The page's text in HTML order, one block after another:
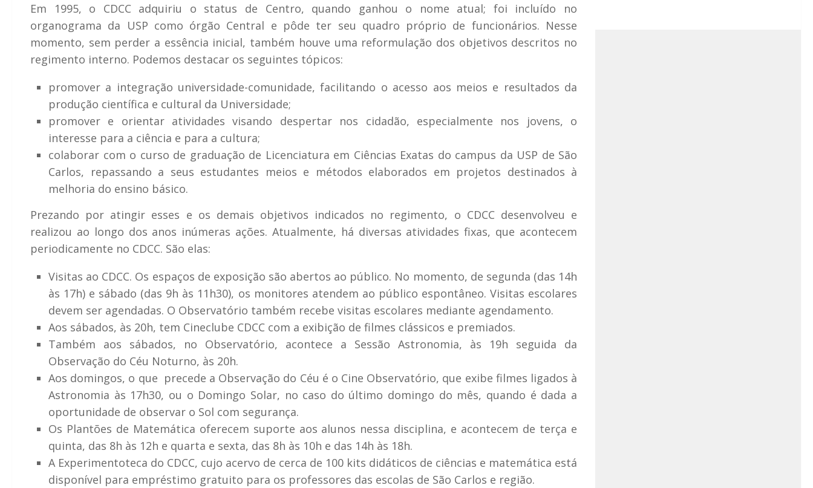
Em 1995, o CDCC adquiriu o status de Centro, quando ganhou o nome atual; foi incluído no
organograma da USP como órgão Central e pôde ter seu quadro próprio de funcionários. Nesse
momento, sem perder a essência inicial, também houve uma reformulação dos objetivos descritos no
regimento interno. Podemos destacar os seguintes tópicos:
promover a integração universidade-comunidade, facilitando o acesso aos meios e resultados da
produção científica e cultural da Universidade;
promover e orientar atividades visando despertar nos cidadão, especialmente nos jovens, o
interesse para a ciência e para a cultura;
colaborar com o curso de graduação de Licenciatura em Ciências Exatas do campus da USP de São
Carlos, repassando a seus estudantes meios e métodos elaborados em projetos destinados à
melhoria do ensino básico.
Prezando por atingir esses e os demais objetivos indicados no regimento, o CDCC desenvolveu e
realizou ao longo dos anos inúmeras ações. Atualmente, há diversas atividades fixas, que acontecem
periodicamente no CDCC. São elas:
Visitas ao CDCC. Os espaços de exposição são abertos ao público. No momento, de segunda (das 14h
às 17h) e sábado (das 9h às 11h30), os monitores atendem ao público espontâneo. Visitas escolares
devem ser agendadas. O Observatório também recebe visitas escolares mediante agendamento.
Aos sábados, às 20h, tem Cineclube CDCC com a exibição de filmes clássicos e premiados.
Também aos sábados, no Observatório, acontece a Sessão Astronomia, às 19h seguida da
Observação do Céu Noturno, às 20h.
Aos domingos, o que precede a Observação do Céu é o Cine Observatório, que exibe filmes ligados à
Astronomia às 17h30, ou o Domingo Solar, no caso do último domingo do mês, quando é dada a
oportunidade de observar o Sol com segurança.
Os Plantões de Matemática oferecem suporte aos alunos nessa disciplina, e acontecem de terça e
quinta, das 8h às 12h e quarta e sexta, das 8h às 10h e das 14h às 18h.
A Experimentoteca do CDCC, cujo acervo de cerca de 100 kits didáticos de ciências e matemática está
disponível para empréstimo gratuito para os professores das escolas de São Carlos e região.